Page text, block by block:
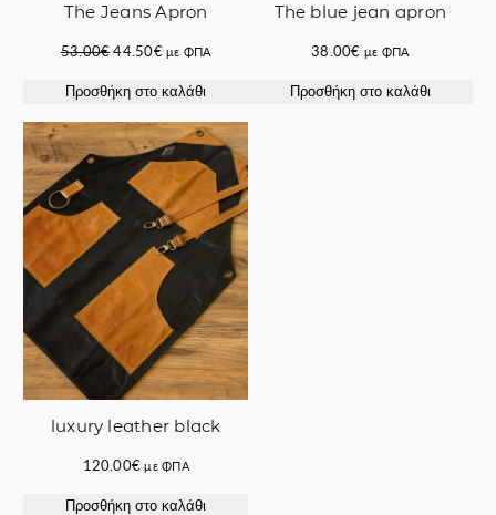
The Jeans Apron
53.00€Original
was:
44.50€Η
τιμή
44.50€.
με ΦΠΑ
Προσθήκη στο καλάθι
The blue jean apron
38.00€ με ΦΠΑ
Προσθήκη στο καλάθι
luxury leather black
120.00€ με ΦΠΑ
Προσθήκη στο καλάθι